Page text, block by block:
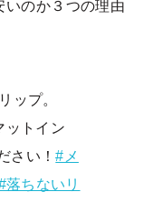
いのか３つの理由
ップ。
ットイン
さい！#メ
落ちないリ